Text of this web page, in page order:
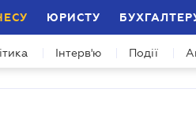
ЮРИСТУ
Інтерв'ю Події